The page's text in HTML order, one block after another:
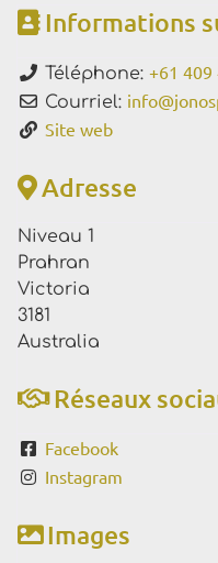
Informations
Téléphone: +61 409
Courriel: info@
Site web
Adresse
Niveau 1
Prahran
Victoria
3181
Australia
Réseaux
Facebook
Instagram
Images